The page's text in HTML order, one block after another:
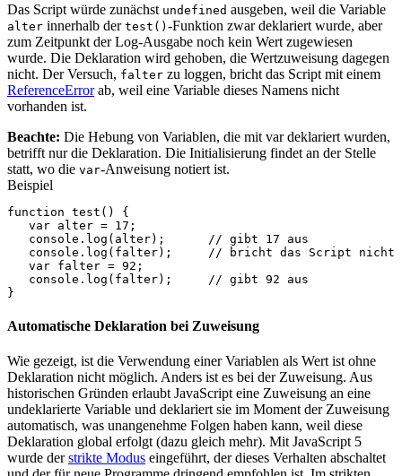
Das Script würde zunächst undefined ausgeben, weil die Variable
alter innerhalb der test() -Funktion zwar deklariert wurde, aber
zum Zeitpunkt der Log-Ausgabe noch kein Wert zugewiesen
wurde. Die Deklaration wird gehoben, die Wertzuweisung dagegen
nicht. Der Versuch, falter zu loggen, bricht das Script mit einem
ReferenceErrorab, weil eine Variable dieses Namens nicht
vorhanden ist.
Beachte: Die Hebung von Variablen, die mit var deklariert wurden,
betrifft nur die Deklaration. Die Initialisierung findet an der Stelle
statt, wo die var-Anweisung notiert ist.
Beispiel
function test ()
{
var alter = 17 ;
console . log ( alter);
// gibt 17 aus
console . log ( falter);
// bricht das Script nicht
var falter = 92 ;
console . log ( falter);
// gibt 92 aus
}
Automatische Deklaration bei Zuweisung
Wie gezeigt, ist die Verwendung einer Variablen als Wert ist ohne
Deklaration nicht möglich. Anders ist es bei der Zuweisung. Aus
historischen Gründen erlaubt JavaScript eine Zuweisung an eine
undeklarierte Variable und deklariert sie im Moment der Zuweisung
automatisch, was unangenehme Folgen haben kann, weil diese
Deklaration global erfolgt (dazu gleich mehr). Mit JavaScript 5
wurde derstrikte Modus eingeführt, der dieses Verhalten abschaltet